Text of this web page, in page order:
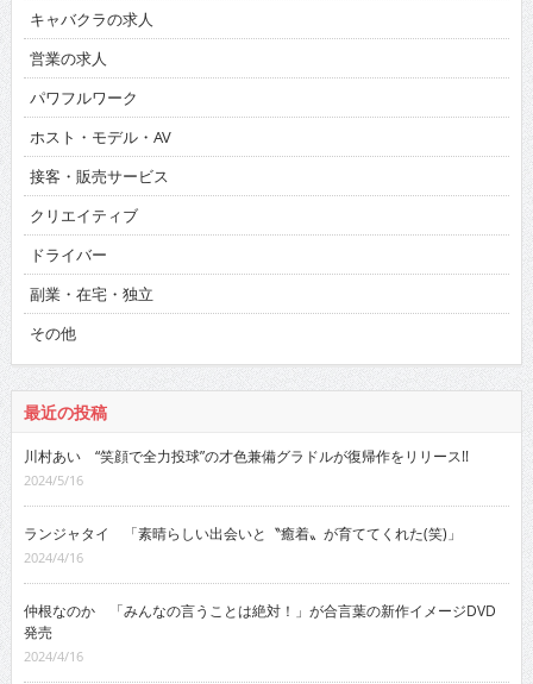
キャバクラの求人
営業の求人
パワフルワーク
ホスト・モデル・AV
接客・販売サービス
クリエイティブ
ドライバー
副業・在宅・独立
その他
最近の投稿
川村あい “笑顔で全力投球”の才色兼備グラドルが復帰作をリリース!!
2024/5/16
ランジャタイ 「素晴らしい出会いと〝癒着〟が育ててくれた(笑)」
2024/4/16
仲根なのか 「みんなの言うことは絶対！」が合言葉の新作イメージDVD
発売
2024/4/16